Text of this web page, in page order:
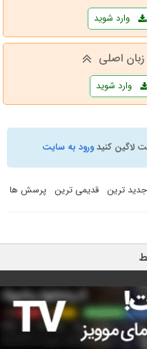
وارد شوید
اصلی
وارد شوید
لاگین کنیدورود به سایت
جدید ترین قدیمی ترین پرسش ها